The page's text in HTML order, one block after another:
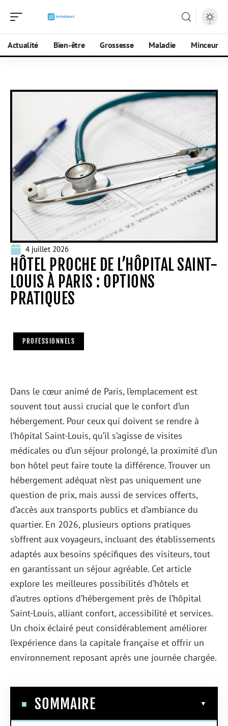
Actualité Bien-être Grossesse Maladie Minceur
4 juillet 2026
HÔTEL PROCHE DE L’HÔPITAL SAINT-
LOUIS À PARIS : OPTIONS
PRATIQUES
PROFESSIONNELS
Dans le cœur animé de Paris, l’emplacement est
souvent tout aussi crucial que le confort d’un
hébergement. Pour ceux qui doivent se rendre à
l’hôpital Saint-Louis, qu’il s’agisse de visites
médicales ou d’un séjour prolongé, la proximité d’un
bon hôtel peut faire toute la différence. Trouver un
hébergement adéquat n’est pas uniquement une
question de prix, mais aussi de services offerts,
d’accès aux transports publics et d’ambiance du
quartier. En 2026, plusieurs options pratiques
s’offrent aux voyageurs, incluant des établissements
adaptés aux besoins spécifiques des visiteurs, tout
en garantissant un séjour agréable. Cet article
explore les meilleures possibilités d’hôtels et
d’autres options d’hébergement près de l’hôpital
Saint-Louis, alliant confort, accessibilité et services.
Un choix éclairé peut considérablement améliorer
l’expérience dans la capitale française et offrir un
environnement reposant après une journée chargée.
SOMMAIRE